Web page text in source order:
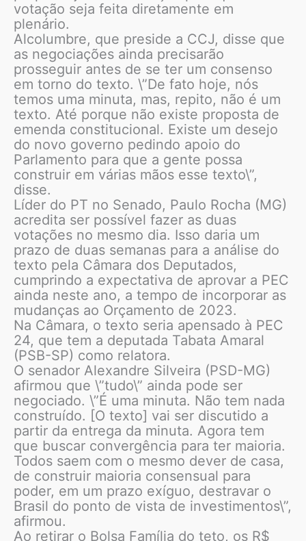
votação seja feita diretamente em
plenário.
Alcolumbre, que preside a CCJ, disse que
as negociações ainda precisarão
prosseguir antes de se ter um consenso
em torno do texto. \”De fato hoje, nós
temos uma minuta, mas, repito, não é um
texto. Até porque não existe proposta de
emenda constitucional. Existe um desejo
do novo governo pedindo apoio do
Parlamento para que a gente possa
construir em várias mãos esse texto\”,
disse.
Líder do PT no Senado, Paulo Rocha (MG)
acredita ser possível fazer as duas
votações no mesmo dia. Isso daria um
prazo de duas semanas para a análise do
texto pela Câmara dos Deputados,
cumprindo a expectativa de aprovar a PEC
ainda neste ano, a tempo de incorporar as
mudanças ao Orçamento de 2023.
Na Câmara, o texto seria apensado à PEC
24, que tem a deputada Tabata Amaral
(PSB-SP) como relatora.
O senador Alexandre Silveira (PSD-MG)
afirmou que \”tudo\” ainda pode ser
negociado. \”É uma minuta. Não tem nada
construído. [O texto] vai ser discutido a
partir da entrega da minuta. Agora tem
que buscar convergência para ter maioria.
Todos saem com o mesmo dever de casa,
de construir maioria consensual para
poder, em um prazo exíguo, destravar o
Brasil do ponto de vista de investimentos\”,
afirmou.
Ao retirar o Bolsa Família do teto, os R$